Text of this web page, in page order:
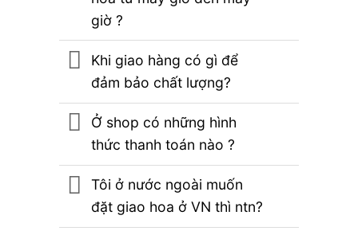
giờ ?
Khi giao hàng có gì để
đảm bảo chất lượng?
Ở shop có những hình
thức thanh toán nào ?
Tôi ở nước ngoài muốn
đặt giao hoa ở VN thì ntn?